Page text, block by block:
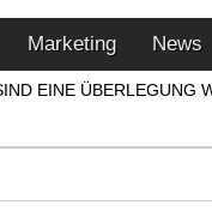
Marketing News
EINE ÜBERLEGUNG